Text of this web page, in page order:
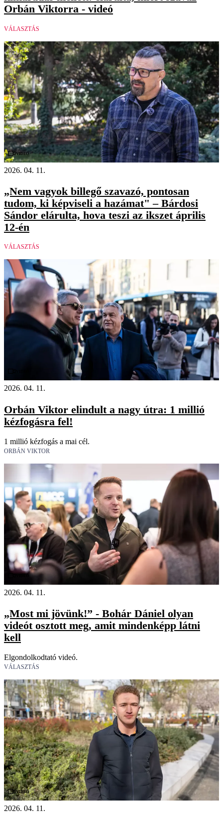
Orbán Viktorra - videó
VÁLASZTÁS
Videó
2026. 04. 11.
„Nem vagyok billegő szavazó, pontosan
tudom, ki képviseli a hazámat" – Bárdosi
Sándor elárulta, hova teszi az ikszet április
12-én
VÁLASZTÁS
2026. 04. 11.
Orbán Viktor elindult a nagy útra: 1 millió
kézfogásra fel!
1 millió kézfogás a mai cél.
ORBÁN VIKTOR
Videó
2026. 04. 11.
„Most mi jövünk!” - Bohár Dániel olyan
videót osztott meg, amit mindenképp látni
kell
Elgondolkodtató videó.
VÁLASZTÁS
Videó
2026. 04. 11.